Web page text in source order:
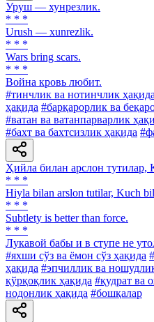
Уруш — хунрезлик.
* * *
Urush — xunrezlik.
* * *
Wars bring scars.
* * *
Война кровь любит.
#тинчлик ва нотинчлик ҳақида
ҳақида #барқарорлик ва
#ватан ва ватанпарварлик
#бахт ва бахтсизлик ҳақида
Ҳийла билан арслон тутилар,
* * *
Hiyla bilan arslon tutilar, Kuch
* * *
Subtlety is better than force.
* * *
Лукавой бабы и в ступе не
#яхши сўз ва ёмон сўз ҳақида
ҳақида #эпчиллик ва
қўрқоқлик ҳақида #қудрат ва
нодонлик ҳақида #бошқалар